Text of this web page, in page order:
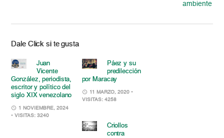
ambiente
Dale Click si te gusta
Juan
Vicente
González, periodista,
escritor y político del
siglo XIX venezolano
1 NOVIEMBRE, 2024
• VISITAS: 3240
Páez y su
predilección
por Maracay
11 MARZO, 2020 •
VISITAS: 4258
Criollos
contra